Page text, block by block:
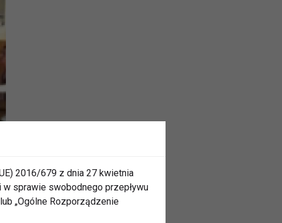
2016/679 z dnia 27 kwietnia
sprawie swobodnego przepływu
„Ogólne Rozporządzenie